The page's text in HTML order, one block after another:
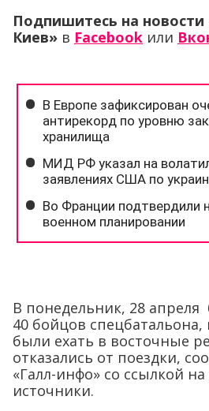
Подпишитесь на новости
Киев» в Facebook или
В понедельник, 28
40 бойцов
были ехать в восточные
отказались от поездки,
«Галл-инфо» со ссылкой
источники.